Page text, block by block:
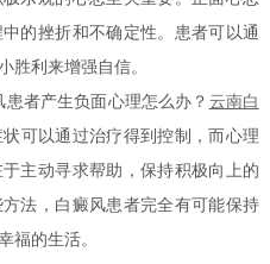
的挫折和不确定性。患者可以通
胜利来增强自信。
者产生负面心理怎么办？ 云南白
可以通过治疗得到控制，而心理
主动寻求帮助，保持积极向上的
法，白癜风患者完全有可能保持
福的生活。